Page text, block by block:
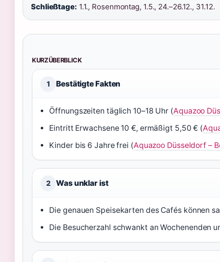
Schließtage: 1.1., Rosenmontag, 1.5., 24.–26.12., 31.12.
KURZÜBERBLICK
1 Bestätigte Fakten
Öffnungszeiten täglich 10–18 Uhr (Aquazoo
Eintritt Erwachsene 10 €, ermäßigt 5,50 € (
Kinder bis 6 Jahre frei (Aquazoo Düsseldorf –
2 Was unklar ist
Die genauen Speisekarten des Cafés können
Die Besucherzahl schwankt an Wochenenden